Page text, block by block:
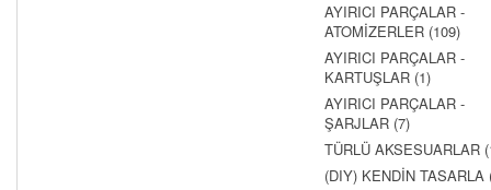
AYIRICI PARÇALAR -
ATOMİZERLER (109)
AYIRICI PARÇALAR -
KARTUŞLAR (1)
AYIRICI PARÇALAR -
ŞARJLAR (7)
TÜRLÜ AKSESUARLAR
(DIY) KENDİN TASARLA